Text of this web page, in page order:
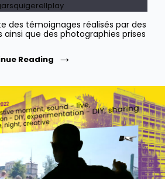
des témoignages réalisés par des
que des photographies prises
Reading Mémorial
Exposition
«
La
Musique
Dans
Les
Camps